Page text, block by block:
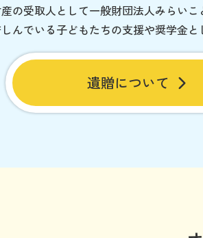
の受取人として一般財団法人みらいこ
んでいる子どもたちの支援や奨学金と
遺贈について